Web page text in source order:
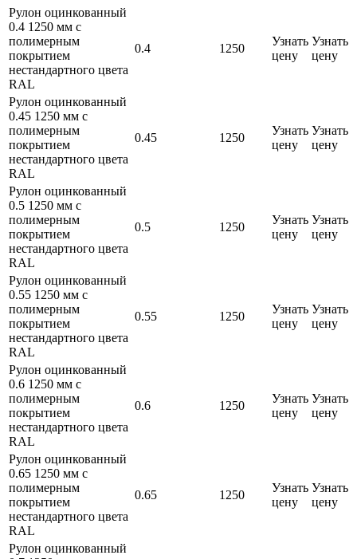
Рулон оцинкованный
0.4 1250 мм с
полимерным
покрытием
нестандартного цвета
RAL
0.4 1250
Узнать
цену
Узнать
цену
Рулон оцинкованный
0.45 1250 мм с
полимерным
покрытием
нестандартного цвета
RAL
0.45 1250
Узнать
цену
Узнать
цену
Рулон оцинкованный
0.5 1250 мм с
полимерным
покрытием
нестандартного цвета
RAL
0.5 1250
Узнать
цену
Узнать
цену
Рулон оцинкованный
0.55 1250 мм с
полимерным
покрытием
нестандартного цвета
RAL
0.55 1250
Узнать
цену
Узнать
цену
Рулон оцинкованный
0.6 1250 мм с
полимерным
покрытием
нестандартного цвета
RAL
0.6 1250
Узнать
цену
Узнать
цену
Рулон оцинкованный
0.65 1250 мм с
полимерным
покрытием
нестандартного цвета
RAL
0.65 1250
Узнать
цену
Узнать
цену
Рулон оцинкованный